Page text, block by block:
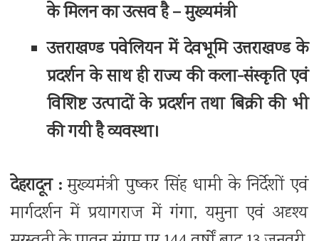
के मिलन का उत्सव है – मुख्यमंत्री
उत्तराखण्ड पवेलियन में देवभूमि उत्तराखण्ड के
प्रदर्शन के साथ ही राज्य की कला-संस्कृति एवं
विशिष्ट उत्पादों के प्रदर्शन तथा बिक्री की भी
की गयी है व्यवस्था।
देहरादून :मुख्यमंत्री पुष्कर सिंह धामी के निर्देशों एवं
मार्गदर्शन में प्रयागराज में गंगा, यमुना एवं अदृश्य